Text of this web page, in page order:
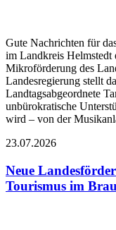
Gute Nachrichten für
im Landkreis Helmstedt
Mikroförderung des
Landesregierung stellt
Landtagsabgeordnete
unbürokratische
wird – von der
23.07.2026
Neue
Tourismus im